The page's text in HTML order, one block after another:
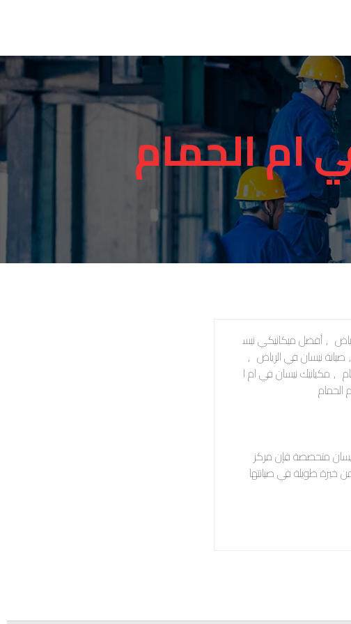
ام الحمام
,أفضل ميكانيكي نيس
, صيانة نيسان في الرياض ,
, مكيانيك نيسان في ام ا
متحصصة فإن مركز
خبرة طويلة في صيانتها